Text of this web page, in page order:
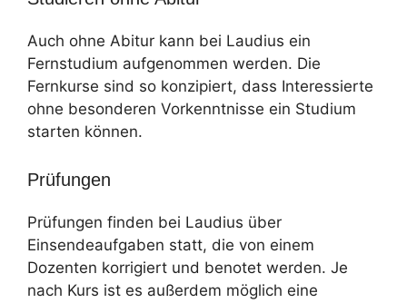
Auch ohne Abitur kann bei Laudius ein
Fernstudium aufgenommen werden. Die
Fernkurse sind so konzipiert, dass Interessierte
ohne besonderen Vorkenntnisse ein Studium
starten können.
Prüfungen
Prüfungen finden bei Laudius über
Einsendeaufgaben statt, die von einem
Dozenten korrigiert und benotet werden. Je
nach Kurs ist es außerdem möglich eine